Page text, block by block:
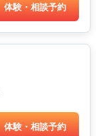
体験・相談予約
体験・相談予約